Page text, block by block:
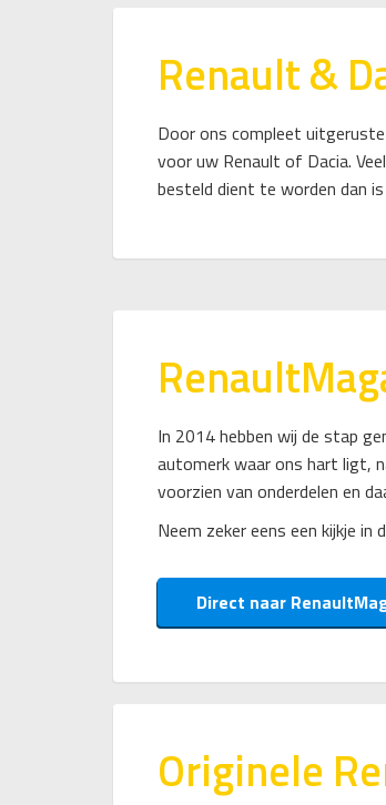
Renault &
Door ons compleet uitgeruste
voor uw Renault of Dacia.
besteld dient te worden dan
In 2014 hebben wij de stap
automerk waar ons hart ligt,
voorzien van onderdelen en
Neem zeker eens een kijkje in
Direct naar
Originele